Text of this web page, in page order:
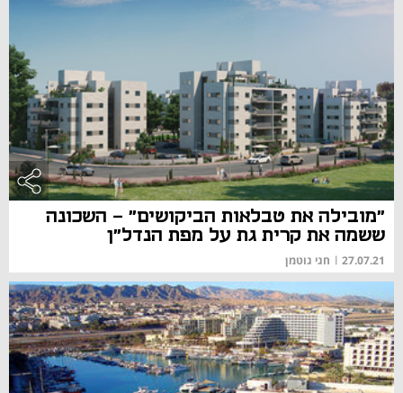
"מובילה את טבלאות הביקושים" – השכונה
ששמה את קרית גת על מפת הנדל"ן
27.07.21
| חגי גוטמן